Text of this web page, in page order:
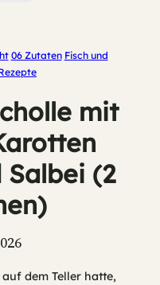
06 Zutaten Fisch und
mit
Salbei (2
dem Teller hatte,